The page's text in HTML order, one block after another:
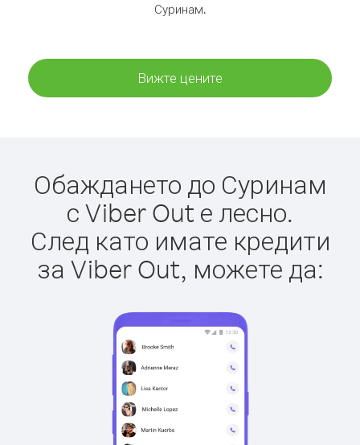
Суринам.
Вижте цените
Обаждането до Суринам
с Viber Out е лесно.
След като имате кредити
за Viber Out, можете да: